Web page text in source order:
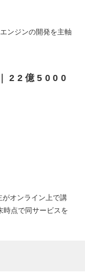
ンジンの開発を主軸
22億5000
がオンライン上で講
時点で同サービスを